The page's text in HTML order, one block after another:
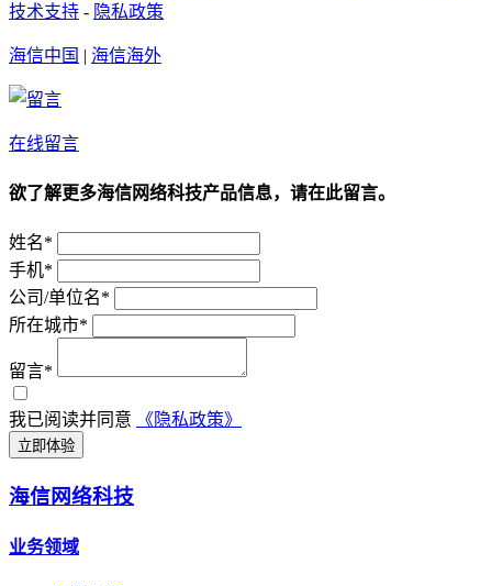
技术支持 - 隐私政策
海信中国 | 海信海外
在线留言
欲了解更多海信网络科技产品信息，请在此留言。
姓名*
手机*
公司/单位名*
所在城市*
留言*
我已阅读并同意 《隐私政策》
立即体验
海信网络科技
业务领域